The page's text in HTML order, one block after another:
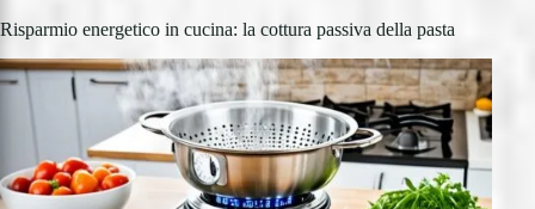
Risparmio energetico in cucina: la cottura passiva della pasta